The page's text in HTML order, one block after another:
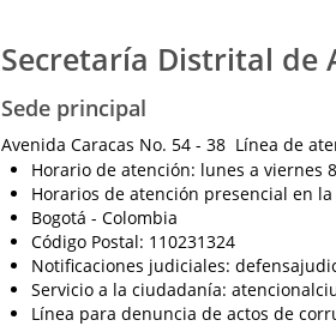
Secretaría Distrital de
Sede principal
Avenida Caracas No. 54 - 38 Línea de
Horario de atención: lunes a viernes
Horarios de atención presencial en
Bogotá - Colombia
Código Postal: 110231324
Notificaciones judiciales:
Servicio a la ciudadanía:
Línea para denuncia de actos de